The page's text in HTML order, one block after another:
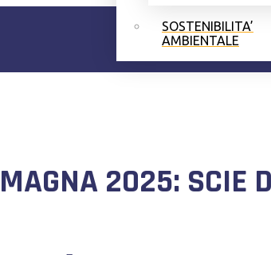
SOSTENIBILITA’
AMBIENTALE
2025: SCIE